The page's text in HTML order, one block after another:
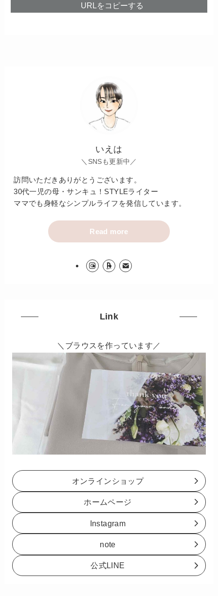
URLをコピーする
いえは
＼SNSも更新中／
訪問いただきありがとうございます。
30代一児の母・サンキュ！STYLEライター
ママでも身軽なシンプルライフを発信しています。
Read more
Link
＼ブラウスを作っています／
オンラインショップ
ホームページ
Instagram
note
公式LINE